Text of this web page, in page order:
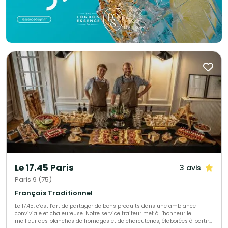
Le 17.45 Paris 3 avis
Paris 9 (75)
Français Traditionnel
Le 17.45, c’est l’art de partager de bons produits dans une ambiance
conviviale et chaleureuse. Notre service traiteur met à l’honneur le
meilleur des planches de fromages et de charcuteries, élaborées à partir